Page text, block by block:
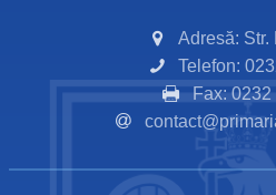
Adresă: Str.
Telefon:
Fax: